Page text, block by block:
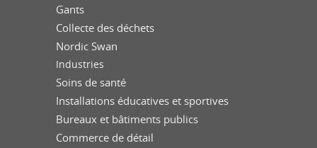
Gants
Collecte des déchets
Nordic Swan
Industries
Soins de santé
Installations éducatives et sportives
Bureaux et bâtiments publics
Commerce de détail